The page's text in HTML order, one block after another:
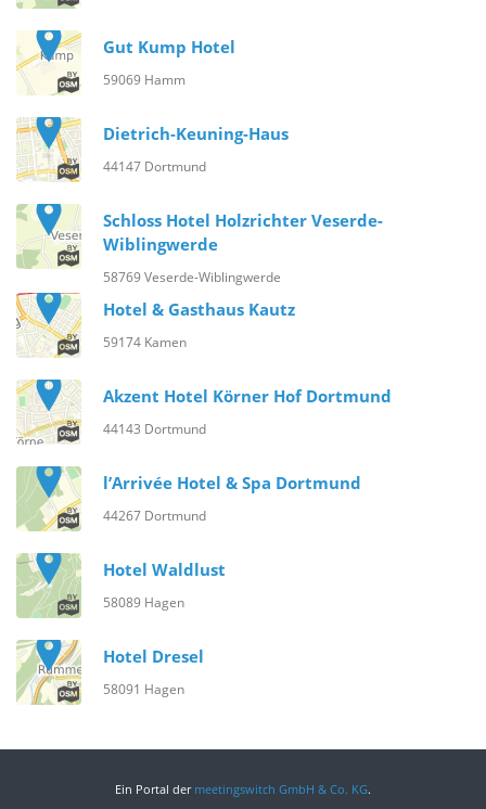
Gut Kump Hotel
59069 Hamm
Dietrich-Keuning-Haus
44147 Dortmund
Schloss Hotel Holzrichter Veserde-
Wiblingwerde
58769 Veserde-Wiblingwerde
Hotel & Gasthaus Kautz
59174 Kamen
Akzent Hotel Körner Hof Dortmund
44143 Dortmund
l’Arrivée Hotel & Spa Dortmund
44267 Dortmund
Hotel Waldlust
58089 Hagen
Hotel Dresel
58091 Hagen
Ein Portal der meetingswitch GmbH & Co. KG.